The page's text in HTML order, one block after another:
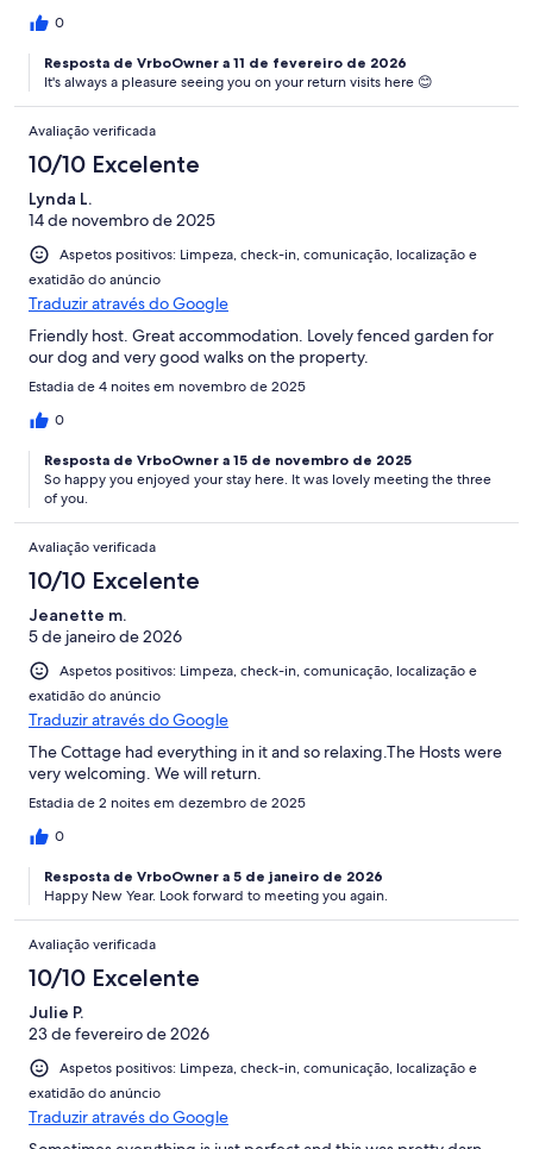
0
Resposta de VrboOwner a 11 de fevereiro de 2026
It's always a pleasure seeing you on your return visits here 😊
Avaliação verificada
10/10 Excelente
Lynda L.
14 de novembro de 2025
Aspetos positivos: Limpeza, check-in, comunicação, localização e
exatidão do anúncio
Traduzir através do Google
Friendly host. Great accommodation. Lovely fenced garden for
our dog and very good walks on the property.
Estadia de 4 noites em novembro de 2025
0
Resposta de VrboOwner a 15 de novembro de 2025
So happy you enjoyed your stay here. It was lovely meeting the three
of you.
Avaliação verificada
10/10 Excelente
Jeanette m.
5 de janeiro de 2026
Aspetos positivos: Limpeza, check-in, comunicação, localização e
exatidão do anúncio
Traduzir através do Google
The Cottage had everything in it and so relaxing.The Hosts were
very welcoming. We will return.
Estadia de 2 noites em dezembro de 2025
0
Resposta de VrboOwner a 5 de janeiro de 2026
Happy New Year. Look forward to meeting you again.
Avaliação verificada
10/10 Excelente
Julie P.
23 de fevereiro de 2026
Aspetos positivos: Limpeza, check-in, comunicação, localização e
exatidão do anúncio
Traduzir através do Google